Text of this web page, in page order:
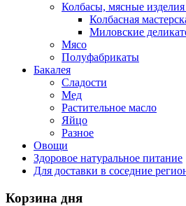
Колбасы, мясные
Колбасная
Миловские
Мясо
Полуфабрикаты
Бакалея
Сладости
Мед
Растительное масло
Яйцо
Разное
Овощи
Здоровое натуральное питание
Для доставки в соседние
Корзина дня